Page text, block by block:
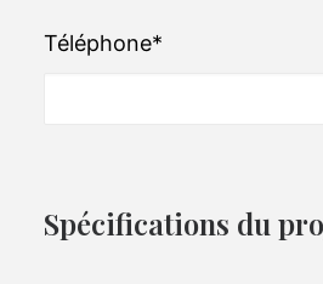
Téléphone*
Spécifications du